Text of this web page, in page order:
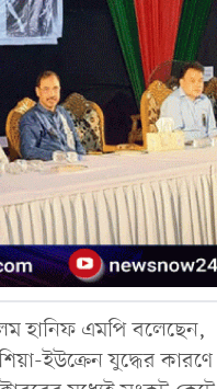
হানিফ এমপি বলেছেন,
ইউক্রেন যুদ্ধের কারণে